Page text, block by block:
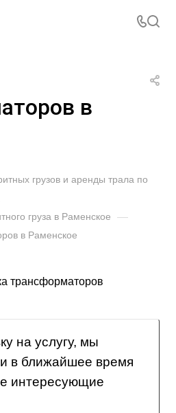
в
грузов и аренды трала по
груза в Раменское —
в Раменское
на услугу, мы
в ближайшее время
интересующие